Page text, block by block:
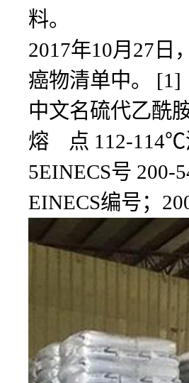
料。
2017年10月27日
癌物清单中。 [1]
中文名硫代乙酰
熔 点 112-114℃
5EINECS号
EINECS编号；